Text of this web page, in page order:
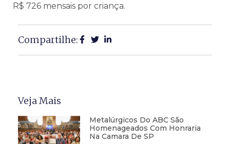
R$ 726 mensais por criança.
Compartilhe:
Veja Mais
Metalúrgicos Do ABC São
Homenageados Com Honraria
Na Camara De SP